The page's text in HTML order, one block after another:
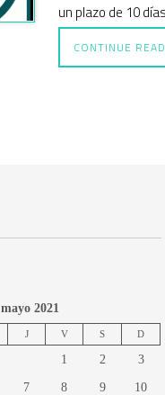
un plazo de 10
CONTINUE
mayo 2021
J V S D
1 2 3
7 8 9 10